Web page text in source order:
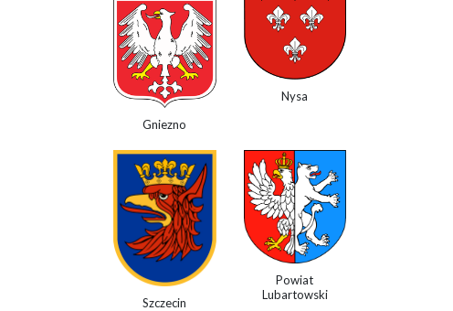
Gniezno
Nysa
Szczecin
Powiat
Lubartowski